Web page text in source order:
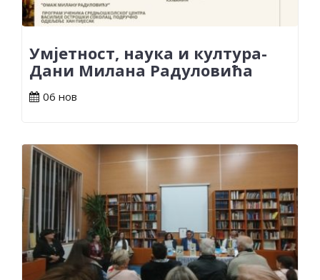
Умјетност, наука и култура-
Дани Милана Радуловића
06 нов